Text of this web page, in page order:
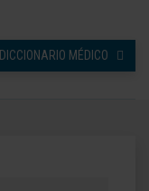
DICCIONARIO MÉDICO